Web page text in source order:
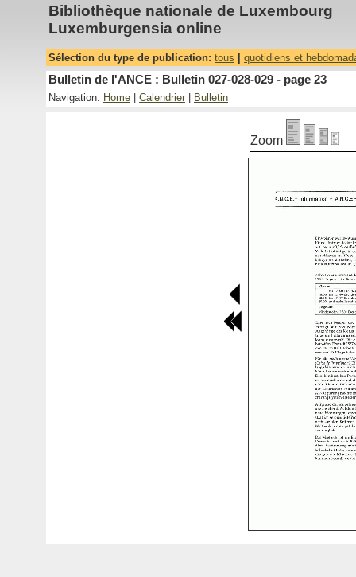
Bibliothèque nationale de Luxembourg
Luxemburgensia online
Sélection du type de publication: tous quotidiens et
Bulletin de l'ANCE : Bulletin 027-028-029 - page 23
Navigation: Home Calendrier Bulletin
Zoom